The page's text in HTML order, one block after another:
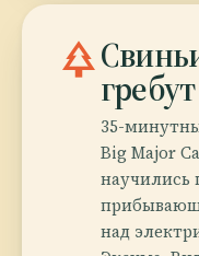
park
35-
Big Major
научились
над